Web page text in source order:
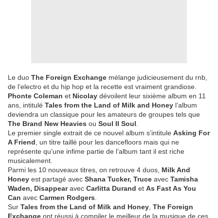
Le duo The Foreign Exchange mélange judicieusement du rnb,
de l’electro et du hip hop et la recette est vraiment grandiose.
Phonte Coleman et Nicolay dévoilent leur sixième album en 11
ans, intitulé Tales from the Land of Milk and Honey l’album
deviendra un classique pour les amateurs de groupes tels que
The Brand New Heavies ou Soul II Soul
Le premier single extrait de ce nouvel album s’intitule Asking For
A Friend , un titre taillé pour les dancefloors mais qui ne
représente qu’une infime partie de l’album tant il est riche
musicalement.
Parmi les 10 nouveaux titres, on retrouve 4 duos, Milk And
Honey est partagé avec Shana Tucker, Truce avec Tamisha
Waden, Disappearavec Carlitta Durand et As Fast As You
Can avec Carmen Rodgers
Sur Tales from the Land of Milk and Honey The Foreign
Exchange ont réussi à compiler le meilleur de la musique de ces